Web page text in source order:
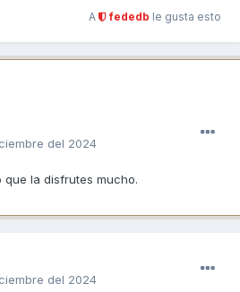
A fededb le gusta esto
del 2024
la disfrutes mucho.
del 2024